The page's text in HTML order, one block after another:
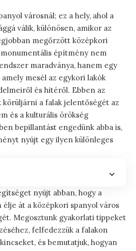
városnál; ez a hely, ahol a
válik, különösen, amikor az
megőrzött középkori
építmény nem
maradványa, hanem egy
mesél az egykori lakók
és hitéről. Ebben az
körüljárni a falak jelentőségét az
és a kulturális örökség
bepillantást engedünk abba is,
nyújt egy ilyen különleges
nyújt abban, hogy a
át a középkori spanyol város
Megosztunk gyakorlati tippeket
felfedezzük a falakon
és bemutatjuk, hogyan